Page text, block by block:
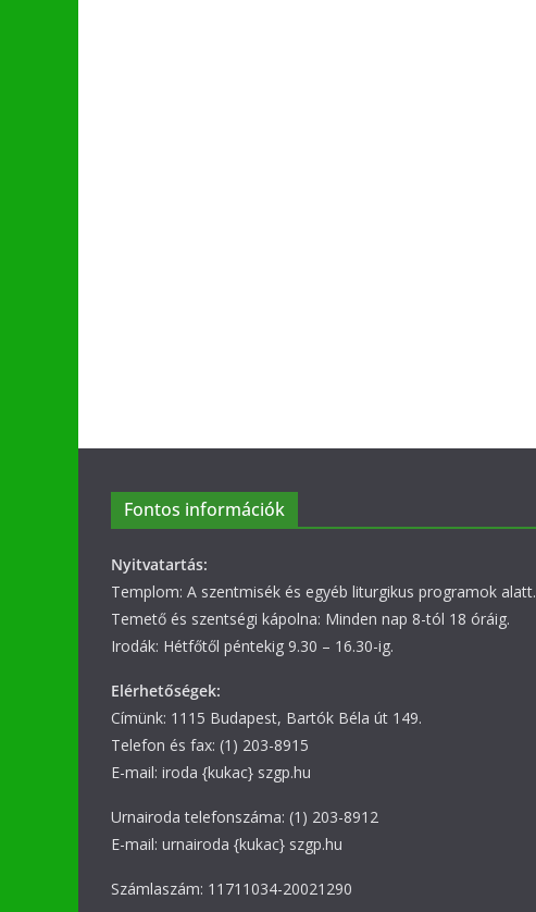
Fontos információk
Nyitvatartás:
Templom: A szentmisék és egyéb liturgikus programok alatt.
Temető és szentségi kápolna: Minden nap 8-tól 18 óráig.
Irodák: Hétfőtől péntekig 9.30 – 16.30-ig.
Elérhetőségek:
Címünk: 1115 Budapest, Bartók Béla út 149.
Telefon és fax: (1) 203-8915
E-mail: iroda {kukac} szgp.hu
Urnairoda telefonszáma: (1) 203-8912
E-mail: urnairoda {kukac} szgp.hu
Számlaszám: 11711034-20021290